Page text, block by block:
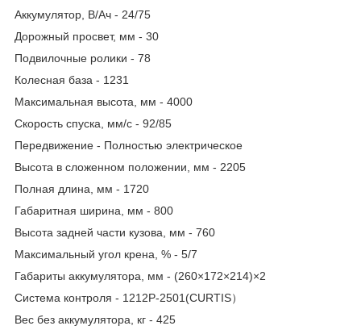
Аккумулятор, В/Ач - 24/75
Дорожный просвет, мм - 30
Подвилочные ролики - 78
Колесная база - 1231
Максимальная высота, мм - 4000
Скорость спуска, мм/с - 92/85
Передвижение - Полностью электрическое
Высота в сложенном положении, мм - 2205
Полная длина, мм - 1720
Габаритная ширина, мм - 800
Высота задней части кузова, мм - 760
Максимальный угол крена, % - 5/7
Габариты аккумулятора, мм - (260×172×214)×2
Система контроля - 1212P-2501(CURTIS）
Вес без аккумулятора, кг - 425